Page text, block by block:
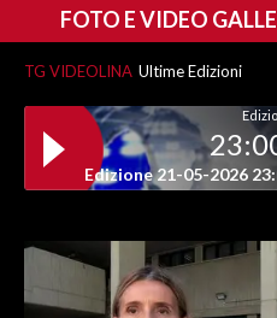
FOTO E VIDEO
TG VIDEOLINA Ultime Edizioni
Edizione 21-05-2026